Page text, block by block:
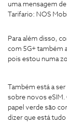
uma mensagem
Tarifario: NOS
Para além disso,
com 5G+ também
pois estou numa
Também está a
sobre novos eSIM.
papel verde são
dizer que está